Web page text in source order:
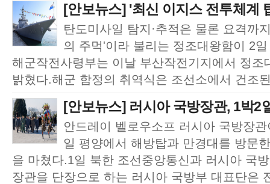
[안보뉴스] '최신 이지스 전투체계
탄도미사일 탐지·추적은 물론 요격까
의 주먹'이라 불리는 정조대왕함이 2
해군작전사령부는 이날 부산작전기지에서 정조
밝혔다.해군 함정의 취역식은 조선소에서 건조
[안보뉴스] 러시아 국방장관, 1박2
안드레이 벨로우소프 러시아 국방장
일 평양에서 해방탑과 만경대를 방문
을 마쳤다.1일 북한 조선중앙통신과 러시아 국
장관을 단장으로 하는 러시아 국방부 대표단은